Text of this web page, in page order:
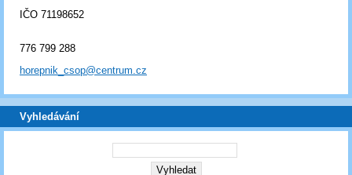
IČO 71198652
776 799 288
horepnik_csop@centrum.cz
Vyhledávání